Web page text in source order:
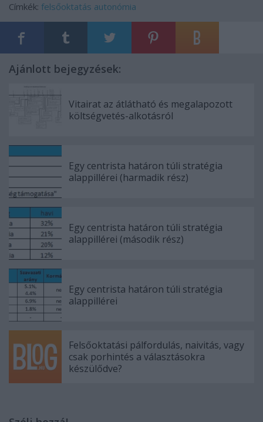
Címkék: felsőoktatás autonómia
Ajánlott bejegyzések:
Vitairat az átlátható és megalapozott
költségvetés-alkotásról
Egy centrista határon túli stratégia
alappillérei (harmadik rész)
Egy centrista határon túli stratégia
alappillérei (második rész)
Egy centrista határon túli stratégia
alappillérei
Felsőoktatási pálfordulás, naivitás, vagy
csak porhintés a választásokra
készülődve?